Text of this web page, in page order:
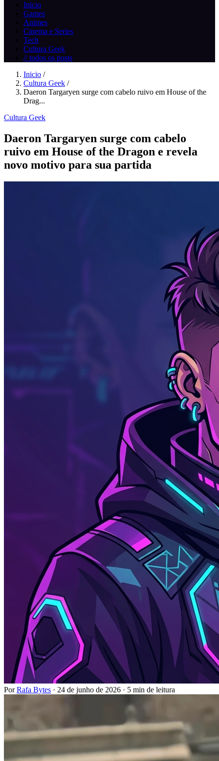
Inicio
Games
Animes
Cinema e Series
Tech
Cultura Geek
// todos os posts
Inicio /
Cultura Geek /
Daeron Targaryen surge com cabelo ruivo em House of the
Drag...
Cultura Geek
Daeron Targaryen surge com cabelo
ruivo em House of the Dragon e revela
novo motivo para sua partida
PorRafa Bytes · 24 de junho de 2026 · 5 min de leitura